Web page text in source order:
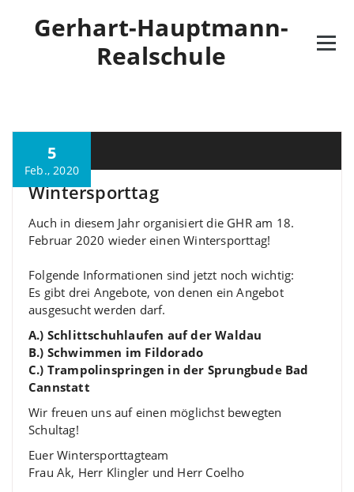
contentGerhart-Hauptmann-
Realschule
5
Feb., 2020
M. Özkan
Wintersporttag
Auch in diesem Jahr organisiert die GHR am 18.
Februar 2020 wieder einen Wintersporttag!
Folgende Informationen sind jetzt noch wichtig:
Es gibt drei Angebote, von denen ein Angebot
ausgesucht werden darf.
A.) Schlittschuhlaufen auf der Waldau
B.) Schwimmen im Fildorado
C.) Trampolinspringen in der Sprungbude Bad
Cannstatt
Wir freuen uns auf einen möglichst bewegten
Schultag!
Euer Wintersporttagteam
Frau Ak, Herr Klingler und Herr Coelho